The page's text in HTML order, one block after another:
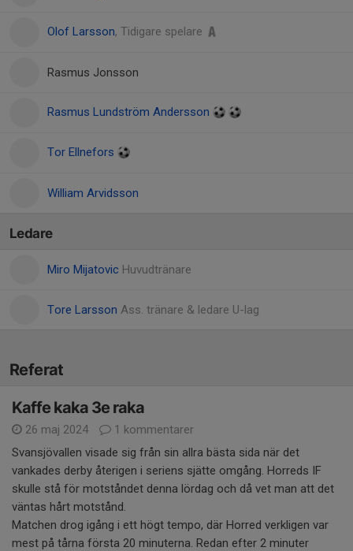
Olof Larsson, Tidigare spelare
Rasmus Jonsson
Rasmus Lundström Andersson
Tor Ellnefors
William Arvidsson
Ledare
Miro Mijatovic Huvudtränare
Tore Larsson Ass. tränare & ledare U-lag
Referat
Kaffe kaka 3e raka
26 maj 2024
1 kommentarer
Svansjövallen visade sig från sin allra bästa sida när det
vankades derby återigen i seriens sjätte omgång. Horreds IF
skulle stå för motståndet denna lördag och då vet man att det
väntas hårt motstånd.
Matchen drog igång i ett högt tempo, där Horred verkligen var
mest på tårna första 20 minuterna. Redan efter 2 minuter